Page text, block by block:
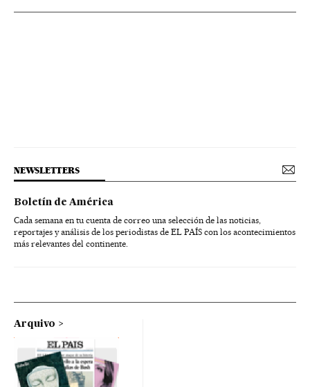
NEWSLETTERS
Boletín de América
Cada semana en tu cuenta de correo una selección de las noticias,
reportajes y análisis de los periodistas de EL PAÍS con los acontecimientos
más relevantes del continente.
Arquivo